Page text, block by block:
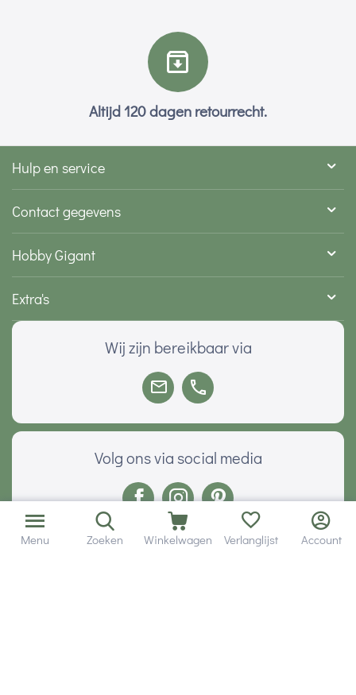
Altijd 120 dagen retourrecht.
Hulp en service
Contact gegevens
Hobby Gigant
Extra's
Wij zijn bereikbaar via
Volg ons via social media
Menu Zoeken Winkelwagen Verlanglijst Account